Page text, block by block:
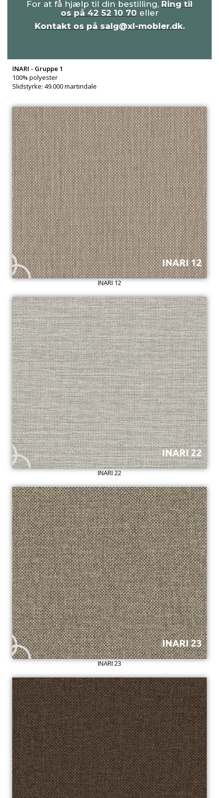
For at få hjælp til din bestilling, Ring til
os på 42 52 10 70 eller
Kontakt os på salg@xl-mobler.dk.
INARI - Gruppe 1
100% polyester
Slidstyrke: 49.000 martindale
INARI 12
INARI 22
INARI 23